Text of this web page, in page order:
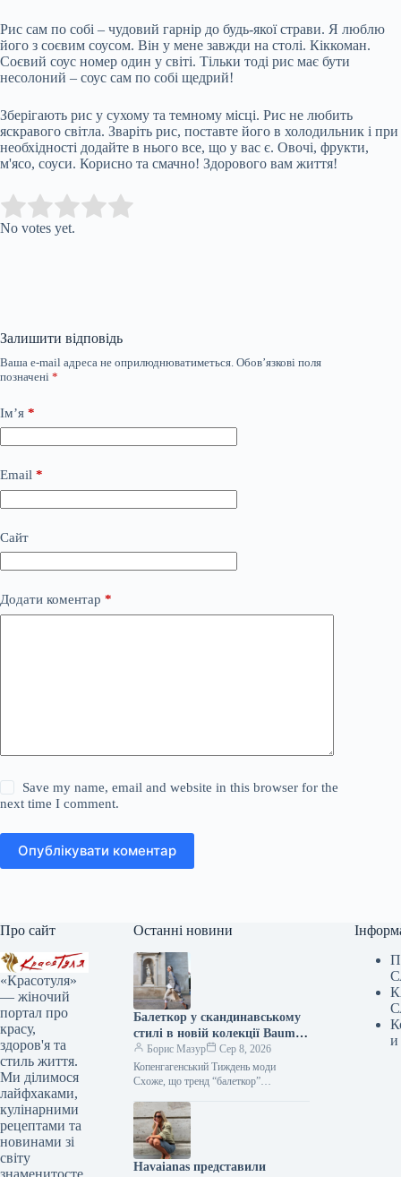
Рис сам по собі – чудовий гарнір до будь-якої страви. Я люблю
його з соєвим соусом. Він у мене завжди на столі. Кіккоман.
Соєвий соус номер один у світі. Тільки тоді рис має бути
несолоний – соус сам по собі щедрий!
Зберігають рис у сухому та темному місці. Рис не любить
яскравого світла. Зваріть рис, поставте його в холодильник і при
необхідності додайте в нього все, що у вас є. Овочі, фрукти,
м'ясо, соуси. Корисно та смачно! Здорового вам життя!
Rate this item:
No votes yet.
Залишити відповідь
Ваша e-mail адреса не оприлюднюватиметься. Обов’язкові поля
позначені *
Ім’я *
Email *
Сайт
Додати коментар *
Save my name, email and website in this browser for the
next time I comment.
Опублікувати коментар
Про сайт
«Красотуля»
— жіночий
портал про
красу,
здоров'я та
стиль життя.
Ми ділимося
лайфхаками,
кулінарними
рецептами та
новинами зі
світу
Останні новини
Балеткор у скандинавському
стилі в новій колекції Baum
und Pferdgarten
Борис Мазур
Сер 8, 2026
Копенгагенський Тиждень моди
Схоже, що тренд “балеткор”
і це підтвердив данський бренд Baum
und…
Havaianas представили
и